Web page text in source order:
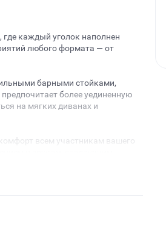
каждый уголок наполнен
любого формата — от
барными стойками,
более уединенную
на мягких диванах и
всем участникам вашего
насладиться прекрасным